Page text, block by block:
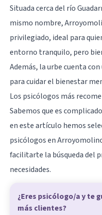
Situada cerca del río
mismo nombre,
privilegiado, ideal para
entorno tranquilo, pero
Además, la urbe cuenta
para cuidar el bienestar
Los psicólogos más
Sabemos que es
en este artículo hemos
psicólogos en
facilitarte la búsqueda del
necesidades.
¿Eres psicólogo/a y te
más clientes?